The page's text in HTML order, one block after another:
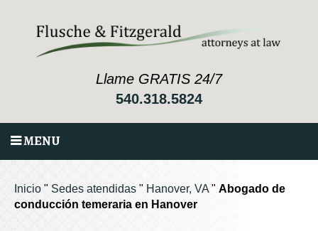
Llame GRATIS 24/7
540.318.5824
MENU
Inicio " Sedes atendidas " Hanover, VA" Abogado de
conducción temeraria en Hanover